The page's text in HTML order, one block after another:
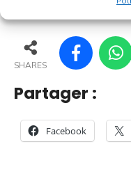
SHARES
Partager :
Facebook